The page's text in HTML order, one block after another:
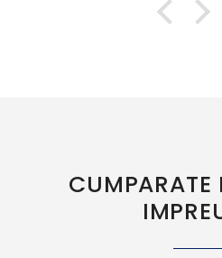
CUMPARATE